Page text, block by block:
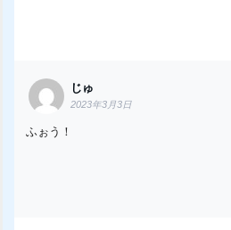
じゅ
2023年3月3日
ふぉう！